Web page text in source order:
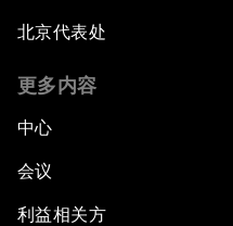
The Geostrategic
Morocco’s Roadmap
北京代表处
更多内容
中心
会议
利益相关方